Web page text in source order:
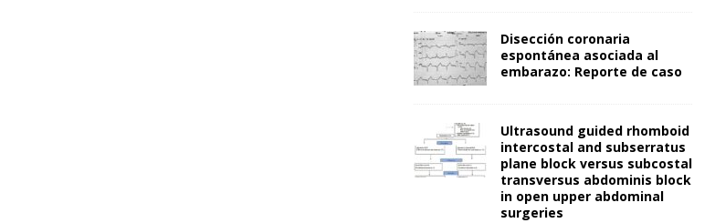
Disección coronaria
espontánea asociada al
embarazo: Reporte de caso
Ultrasound guided rhomboid
intercostal and subserratus
plane block versus subcostal
transversus abdominis block
in open upper abdominal
surgeries